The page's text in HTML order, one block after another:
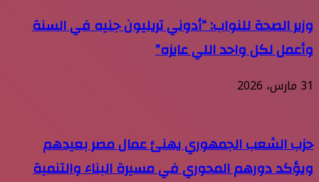
وزير الصحة للنواب: “أدوني تريليون جنيه في السنة
وأعمل لكل واحد اللي عايزه”
31 مارس، 2026
حزب الشعب الجمهوري يهنئ عمال مصر بعيدهم
ويؤكد دورهم المحوري في مسيرة البناء والتنمية